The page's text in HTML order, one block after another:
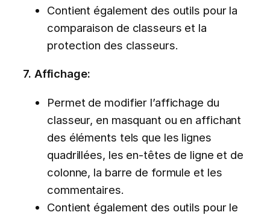
Contient également des outils pour la
comparaison de classeurs et la
protection des classeurs.
7. Affichage:
Permet de modifier l’affichage du
classeur, en masquant ou en affichant
des éléments tels que les lignes
quadrillées, les en-têtes de ligne et de
colonne, la barre de formule et les
commentaires.
Contient également des outils pour le